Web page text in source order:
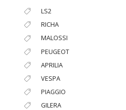
LS2
RICHA
MALOSSI
PEUGEOT
APRILIA
VESPA
PIAGGIO
GILERA